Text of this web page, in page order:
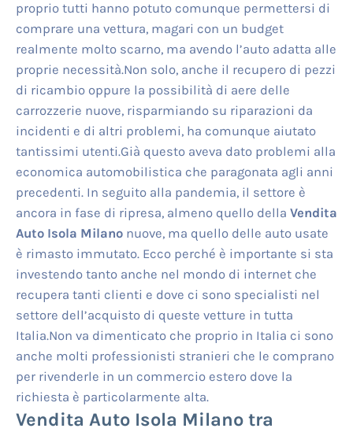
proprio tutti hanno potuto comunque permettersi di
comprare una vettura, magari con un budget
realmente molto scarno, ma avendo l’auto adatta alle
proprie necessità.Non solo, anche il recupero di pezzi
di ricambio oppure la possibilità di aere delle
carrozzerie nuove, risparmiando su riparazioni da
incidenti e di altri problemi, ha comunque aiutato
tantissimi utenti.Già questo aveva dato problemi alla
economica automobilistica che paragonata agli anni
precedenti. In seguito alla pandemia, il settore è
ancora in fase di ripresa, almeno quello della Vendita
Auto Isola Milanonuove, ma quello delle auto usate
è rimasto immutato. Ecco perché è importante si sta
investendo tanto anche nel mondo di internet che
recupera tanti clienti e dove ci sono specialisti nel
settore dell’acquisto di queste vetture in tutta
Italia.Non va dimenticato che proprio in Italia ci sono
anche molti professionisti stranieri che le comprano
per rivenderle in un commercio estero dove la
richiesta è particolarmente alta.
Vendita Auto Isola Milanotra